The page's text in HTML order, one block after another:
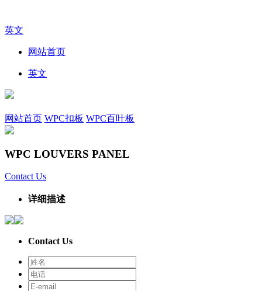
英文
网站首页
英文
网站首页 WPC扣板 WPC百叶板
WPC LOUVERS PANEL
Contact Us
详细描述
Contact Us